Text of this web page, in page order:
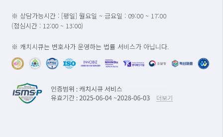
※ 상담가능시간 : [평일] 월요일 ~ 금요일 : 09:00 ~ 17:00
(점심시간 : 12:00 ~ 13:00)
※ 캐치시큐는 변호사가 운영하는 법률 서비스가 아닙니다.